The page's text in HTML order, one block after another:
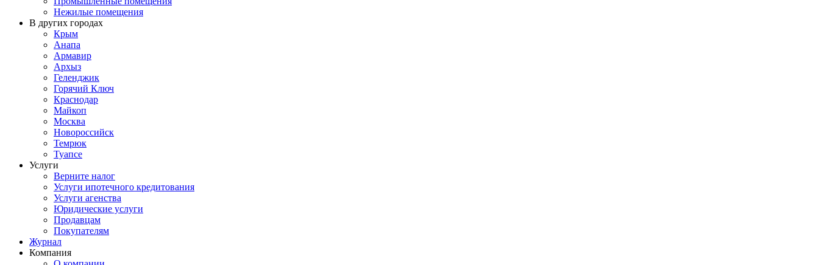
Нежилые помещения
В других городах
Крым
Анапа
Армавир
Архыз
Геленджик
Горячий Ключ
Краснодар
Майкоп
Москва
Новороссийск
Темрюк
Туапсе
Услуги
Верните налог
Услуги ипотечного кредитования
Услуги агенства
Юридические услуги
Продавцам
Покупателям
Журнал
Компания